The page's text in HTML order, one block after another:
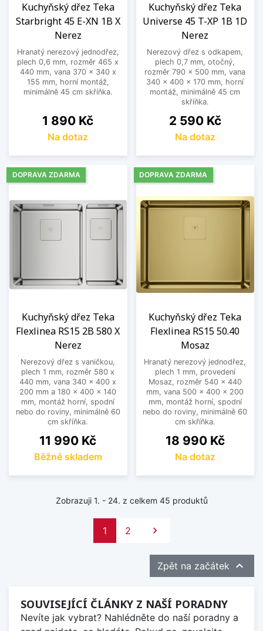
Kuchyňský dřez Teka
Starbright 45 E-XN 1B X
Nerez
Hranatý nerezový jednodřez,
plech 0,6 mm, rozměr 465 x
440 mm, vana 370 x 340 x
155 mm, horní montáž,
minimálně 45 cm skříňka.
Cena
1 890 Kč
Na dotaz
Kuchyňský dřez Teka
Universe 45 T-XP 1B 1D
Nerez
Nerezový dřez s odkapem,
plech 0,7 mm, otočný,
rozměr 790 x 500 mm, vana
340 x 400 x 170 mm, horní
montáž, minimálně 45 cm
skříňka.
Cena
2 590 Kč
Na dotaz
Kuchyňský dřez Teka
Flexlinea RS15 2B 580 X
Nerez
Nerezový dřez s vaničkou,
plech 1 mm, rozměr 580 x
440 mm, vana 340 x 400 x
200 mm a 180 x 400 x 140
mm, montáž horní, spodní
nebo do roviny, minimálně 60
cm skříňka.
Cena
11 990 Kč
Běžně skladem
DOPRAVA ZDARMA
Kuchyňský dřez Teka
Flexlinea RS15 50.40
Mosaz
Hranatý nerezový jednodřez,
plech 1 mm, provedení
Mosaz, rozměr 540 x 440
mm, vana 500 x 400 x 200
mm, montáž horní, spodní
nebo do roviny, minimálně 60
cm skříňka.
Cena
18 990 Kč
Na dotaz
DOPRAVA ZDARMA
Zobrazuji 1. - 24. z celkem 45 produktů
1 2 Další

Zpět na začátek 
SOUVISEJÍCÍ ČLÁNKY Z NAŠÍ PORADNY
Nevíte jak vybrat? Nahlédněte do naší poradny a